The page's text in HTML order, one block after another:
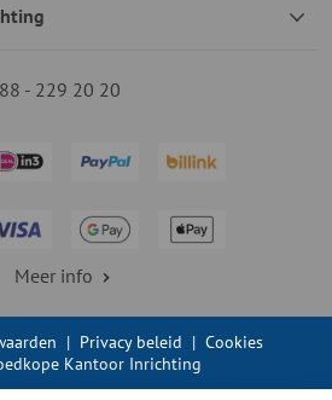
- 229 20 20
Meer info
| Privacy beleid | Cookies
Kantoor Inrichting